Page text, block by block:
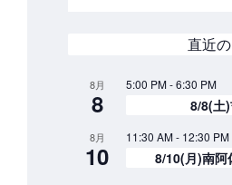
直近
8月
8
5:00 PM-6:30 PM
8/8(土
8月
10
11:30 AM- 12:30 PM
8/10(月)南阿